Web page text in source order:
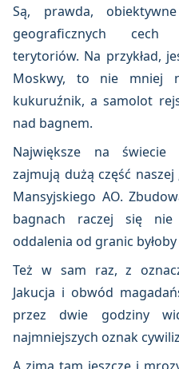
Są, prawda,
geograficznych cech
terytoriów. Na przykład,
Moskwy, to nie mniej
kukuruźnik, a samolot
nad bagnem.
Największe na świecie
zajmują dużą część
Mansyjskiego AO.
bagnach raczej się
oddalenia od granic
Też w sam raz, z
Jakucja i obwód
przez dwie godziny
najmniejszych oznak